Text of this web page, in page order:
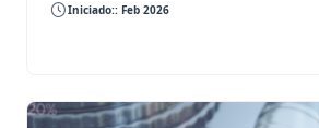
Iniciado:: Feb 2026